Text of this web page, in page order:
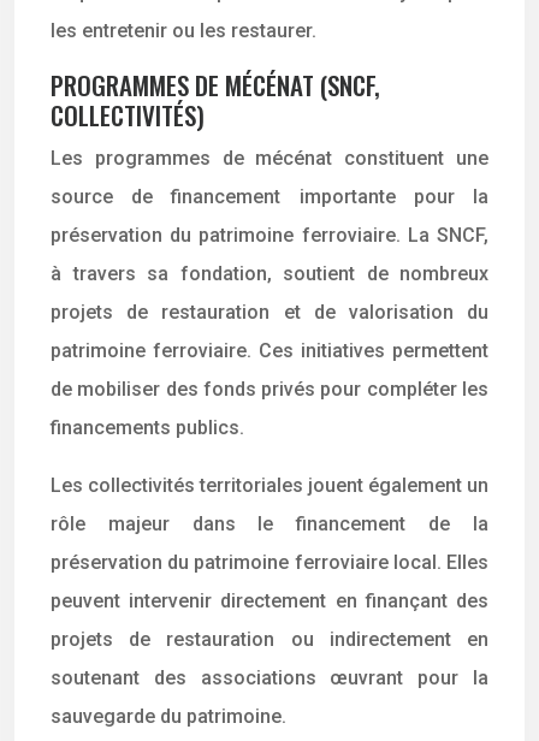
les entretenir ou les restaurer.
PROGRAMMES DE MÉCÉNAT (SNCF,
COLLECTIVITÉS)
Les programmes de mécénat constituent une
source de financement importante pour la
préservation du patrimoine ferroviaire. La SNCF,
à travers sa fondation, soutient de nombreux
projets de restauration et de valorisation du
patrimoine ferroviaire. Ces initiatives permettent
de mobiliser des fonds privés pour compléter les
financements publics.
Les collectivités territoriales jouent également un
rôle majeur dans le financement de la
préservation du patrimoine ferroviaire local. Elles
peuvent intervenir directement en finançant des
projets de restauration ou indirectement en
soutenant des associations œuvrant pour la
sauvegarde du patrimoine.